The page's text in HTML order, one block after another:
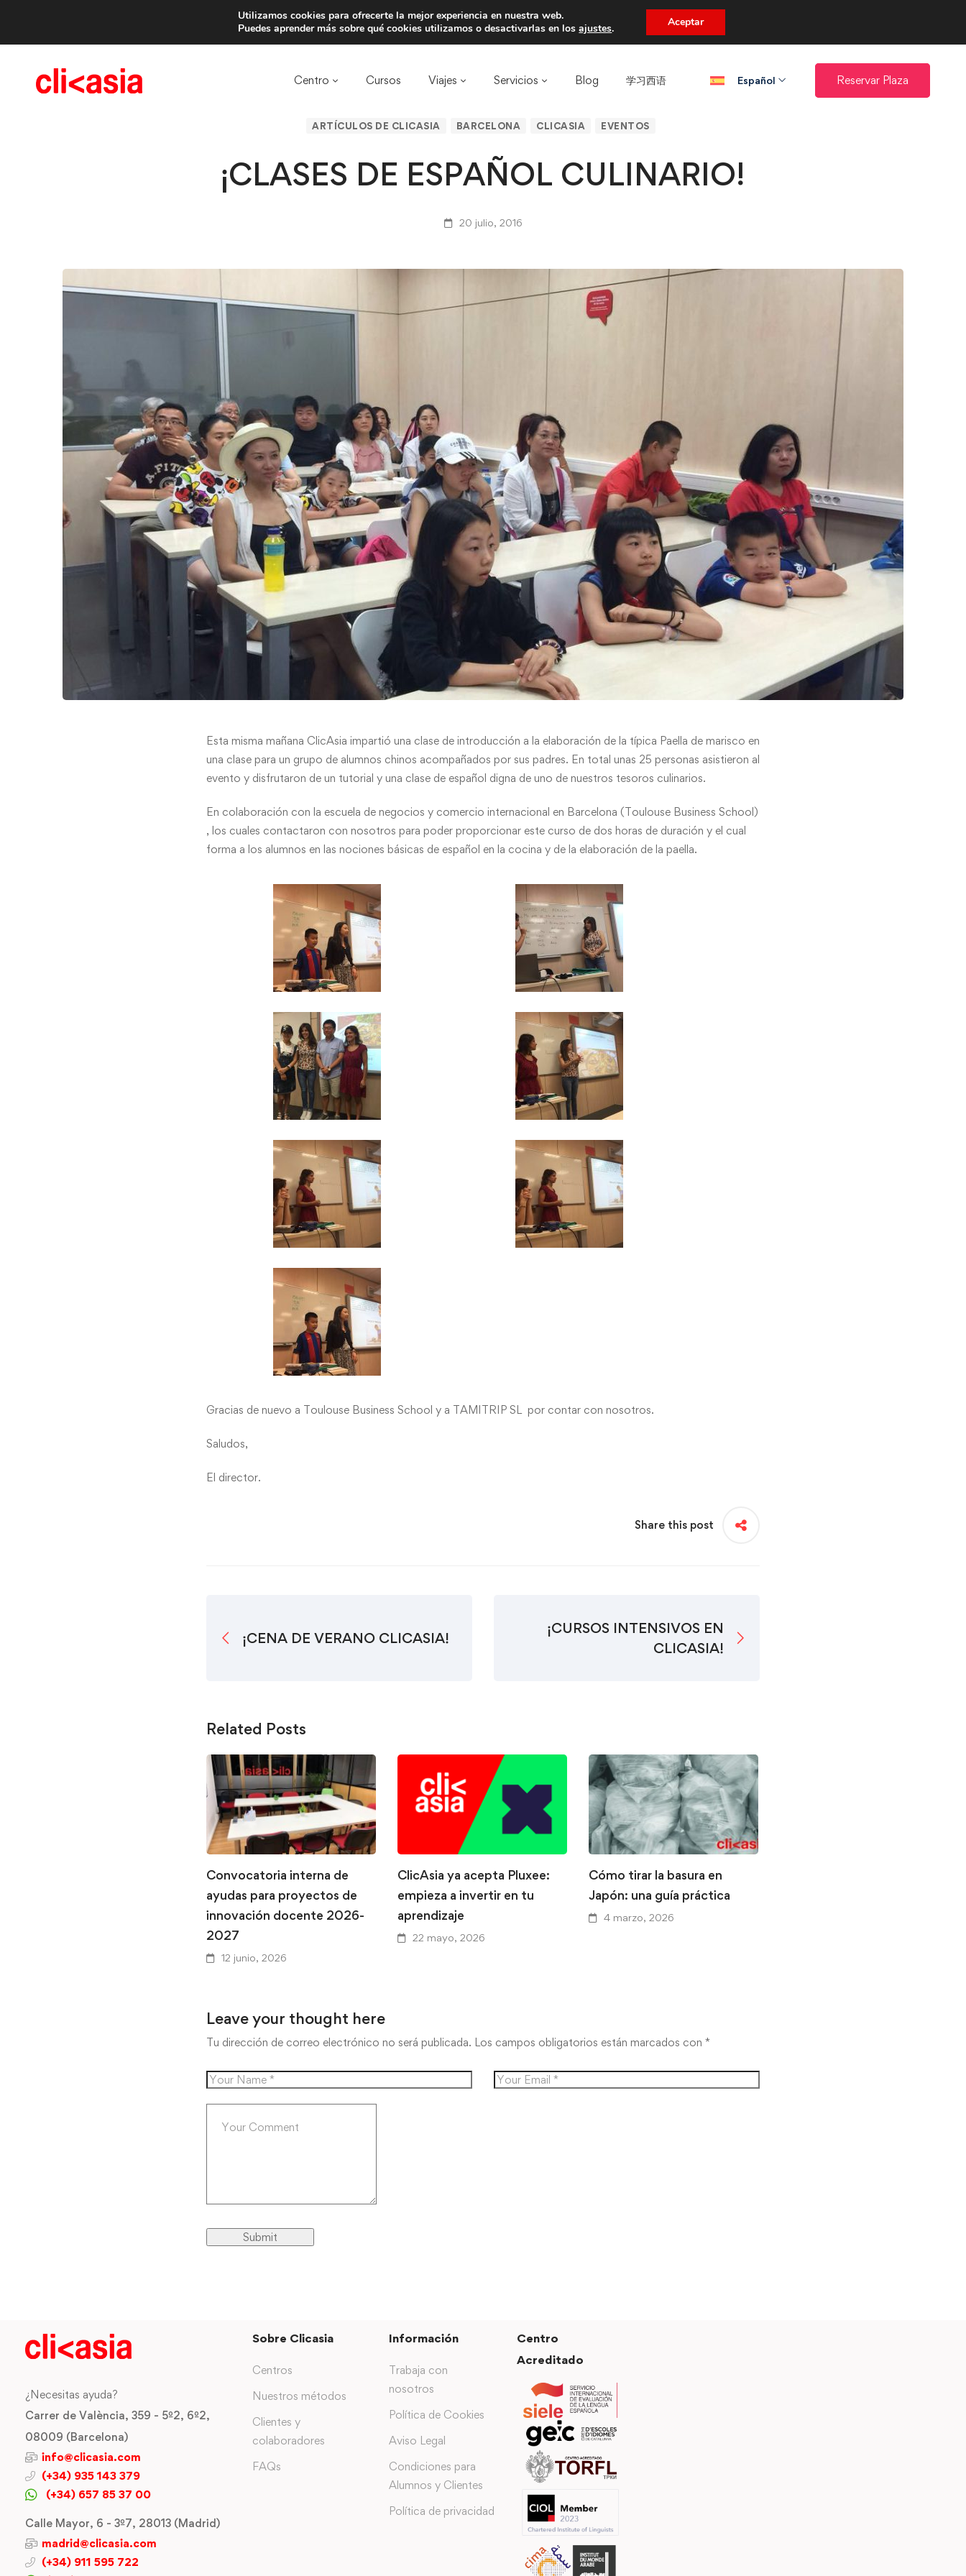
Trae a un amigo y llevaos un total de 75€ de descuento.
Centro Cursos Viajes Servicios Blog 学习西语​ Español Reservar Plaza
ARTÍCULOS DE CLICASIA BARCELONA CLICASIA EVENTOS
¡CLASES DE ESPAÑOL CULINARIO!
20 julio, 2016
Esta misma mañana ClicAsia impartió una clase de introducción a la elaboración de la típica Paella de marisco en
una clase para un grupo de alumnos chinos acompañados por sus padres. En total unas 25 personas asistieron al
evento y disfrutaron de un tutorial y una clase de español digna de uno de nuestros tesoros culinarios.
En colaboración con la escuela de negocios y comercio internacional en Barcelona (Toulouse Business School)
, los cuales contactaron con nosotros para poder proporcionar este curso de dos horas de duración y el cual
forma a los alumnos en las nociones básicas de español en la cocina y de la elaboración de la paella.
Gracias de nuevo a Toulouse Business School y a TAMITRIP SL por contar con nosotros.
Saludos,
El director.
Share this post
¡CENA DE VERANO CLICASIA!
¡CURSOS INTENSIVOS EN
CLICASIA!
Related Posts
Convocatoria interna de
ayudas para proyectos de
innovación docente 2026-
2027
12 junio, 2026
ClicAsia ya acepta Pluxee:
empieza a invertir en tu
aprendizaje
22 mayo, 2026
Cómo tirar la basura en
Japón: una guía práctica
4 marzo, 2026
Leave your thought here
Tu dirección de correo electrónico no será publicada. Los campos obligatorios están marcados con *
¿Necesitas ayuda?
Carrer de València, 359 - 5º2, 6º2,
08009 (Barcelona)
info@clicasia.com
(+34) 935 143 379
(+34) 657 85 37 00
Calle Mayor, 6 - 3º7, 28013 (Madrid)
madrid@clicasia.com
(+34) 911 595 722
Sobre Clicasia
Centros
Nuestros métodos
Clientes y
colaboradores
FAQs
Información
Trabaja con
nosotros
Política de Cookies
Aviso Legal
Condiciones para
Alumnos y Clientes
Política de privacidad
Centro
Acreditado
Utilizamos cookies para ofrecerte la mejor experiencia en nuestra web.
Puedes aprender más sobre qué cookies utilizamos o desactivarlas en losajustes. Aceptar